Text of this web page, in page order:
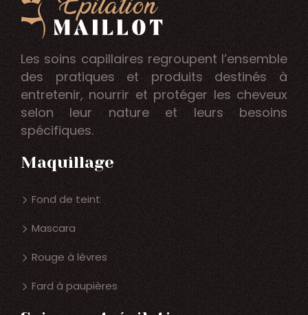
Les soins capillaires regroupent l’ensemble
des pratiques et produits destinés à
entretenir, nourrir et protéger les cheveux
selon leur nature et leurs besoins
spécifiques.
Maquillage
Fond de teint
Mascara
Rouge à lèvres
Fard à paupières